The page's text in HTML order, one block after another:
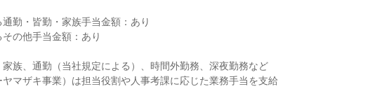
勤・皆勤・家族手当金額：あり
の他手当金額：あり
族、通勤（当社規定による）、時間外勤務、深夜勤務など
マザキ事業）は担当役割や人事考課に応じた業務手当を支給